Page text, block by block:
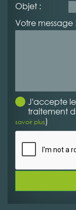
Objet :
Votre message
J'accepte
traitement
savoir plus)